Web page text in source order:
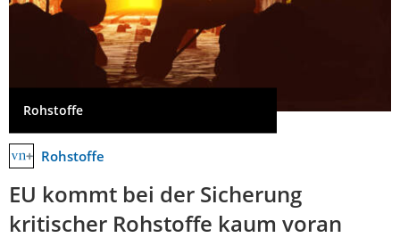
Rohstoffe
Rohstoffe
EU kommt bei der Sicherung
kritischer Rohstoffe kaum voran